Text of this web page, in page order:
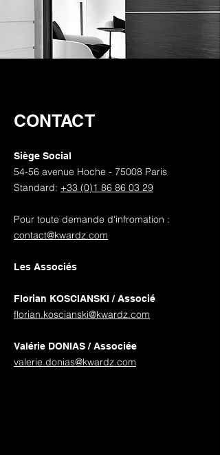
CONTACT
Siège Social
54-56 avenue Hoche - 75008 Paris
Standard: +33 (0)1 86 86 03 29
Pour toute demande d'infromation :
contact@kwardz.com
Les Associés
Florian KOSCIANSKI /Associé
florian.koscianski@kwardz.com
Valérie DONIAS /Associée
valerie.donias@kwardz.com